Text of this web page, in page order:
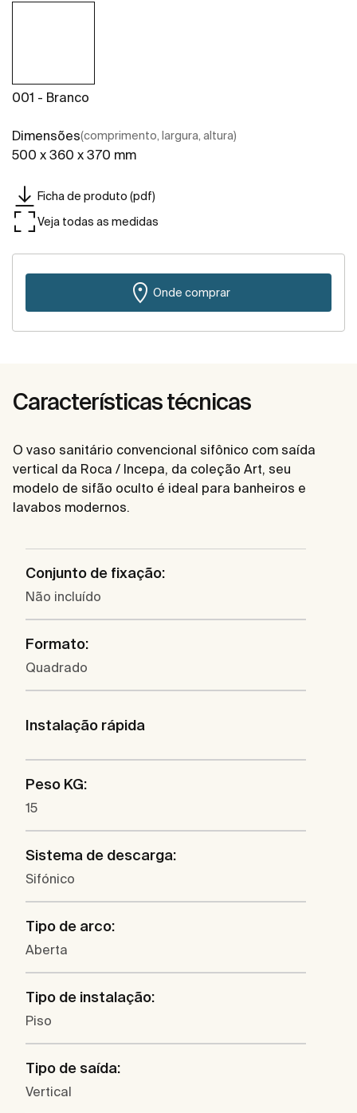
001 - Branco
Dimensões(comprimento, largura, altura)
500 x 360 x 370 mm
Ficha de produto (pdf)
Veja todas as medidas
Onde comprar
Características técnicas
O vaso sanitário convencional sifônico com saída
vertical da Roca / Incepa, da coleção Art, seu
modelo de sifão oculto é ideal para banheiros e
lavabos modernos.
Conjunto de fixação:
Não incluído
Formato:
Quadrado
Instalação rápida
Peso KG:
15
Sistema de descarga:
Sifónico
Tipo de arco:
Aberta
Tipo de instalação:
Piso
Tipo de saída:
Vertical